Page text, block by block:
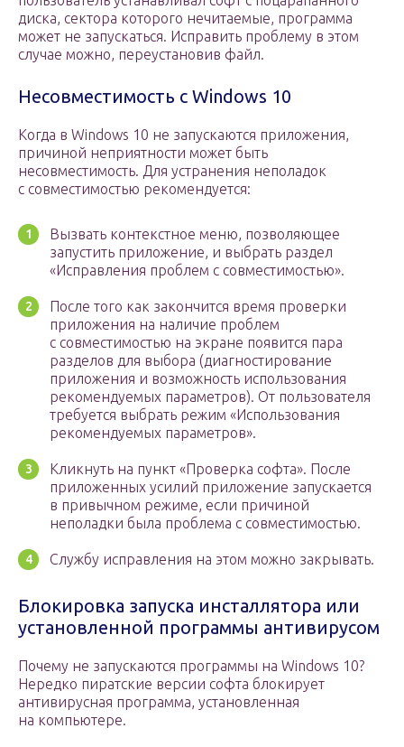
диска, сектора которого нечитаемые, программа
может не запускаться. Исправить проблему в этом
случае можно, переустановив файл.
Несовместимость с Windows 10
Когда в Windows 10 не запускаются приложения,
причиной неприятности может быть
несовместимость. Для устранения неполадок
с совместимостью рекомендуется:
Вызвать контекстное меню, позволяющее
запустить приложение, и выбрать раздел
«Исправления проблем с совместимостью».
После того как закончится время проверки
приложения на наличие проблем
с совместимостью на экране появится пара
разделов для выбора (диагностирование
приложения и возможность использования
рекомендуемых параметров). От пользователя
требуется выбрать режим «Использования
рекомендуемых параметров».
Кликнуть на пункт «Проверка софта». После
приложенных усилий приложение запускается
в привычном режиме, если причиной
неполадки была проблема с совместимостью.
Службу исправления на этом можно закрывать.
Блокировка запуска инсталлятора или
установленной программы антивирусом
Почему не запускаются программы на Windows 10?
Нередко пиратские версии софта блокирует
антивирусная программа, установленная
на компьютере.